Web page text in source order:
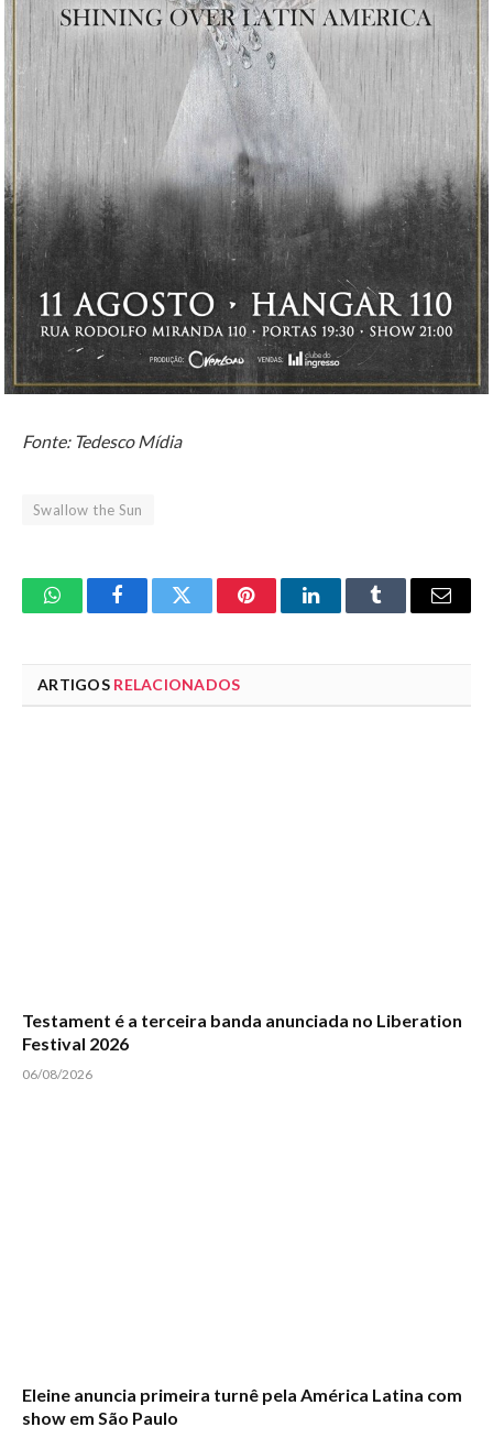
Fonte: Tedesco Mídia
Swallow the Sun
WhatsAppFacebookTwitter PinterestLinkedInTumblr Email
ARTIGOS RELACIONADOS
Testament é a terceira banda anunciada no Liberation
Festival 2026
06/08/2026
Eleine anuncia primeira turnê pela América Latina com
show em São Paulo